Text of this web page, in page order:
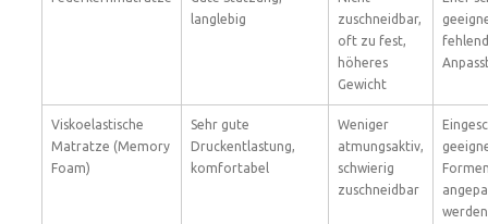
langlebig
zuschneidbar,
oft zu fest,
höheres
Gewicht
Viskoelastische
Matratze (Memory
Foam)
Sehr gute
Druckentlastung,
komfortabel
Weniger
atmungsaktiv,
schwierig
zuschneidbar
werden